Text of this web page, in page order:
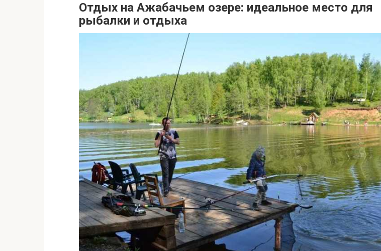
Отдых на Ажабачьем озере: идеальное место для
рыбалки и отдыха